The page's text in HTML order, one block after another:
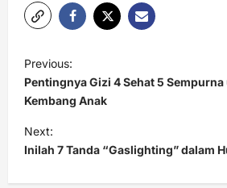
o
s
t
n
a
Previous:
Pentingnya Gizi 4 Sehat 5
Kembang Anak
Next:
Inilah 7 Tanda “Gaslighting” dalam